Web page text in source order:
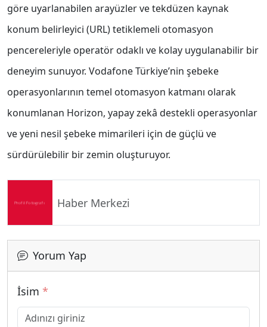
göre uyarlanabilen arayüzler ve tekdüzen kaynak
konum belirleyici (URL) tetiklemeli otomasyon
pencereleriyle operatör odaklı ve kolay uygulanabilir bir
deneyim sunuyor. Vodafone Türkiye’nin şebeke
operasyonlarının temel otomasyon katmanı olarak
konumlanan Horizon, yapay zekâ destekli operasyonlar
ve yeni nesil şebeke mimarileri için de güçlü ve
sürdürülebilir bir zemin oluşturuyor.
Haber Merkezi
Yorum Yap
İsim *